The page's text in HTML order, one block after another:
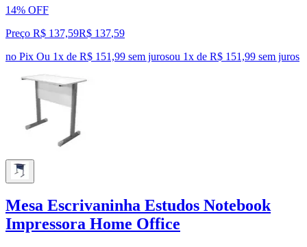
14% OFF
Preço R$ 137,59R$ 137,59
no Pix Ou 1x de R$ 151,99 sem jurosou 1x de R$ 151,99 sem juros
Mesa Escrivaninha Estudos Notebook
Impressora Home Office